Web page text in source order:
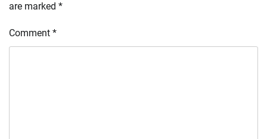
are marked *
Comment *